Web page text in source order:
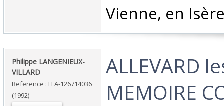
‎Vienne, en
‎Philippe LANGENIEUX-
VILLARD‎
Reference : LFA-126714036
(1992)
‎ALLEVARD
MEMOIRE